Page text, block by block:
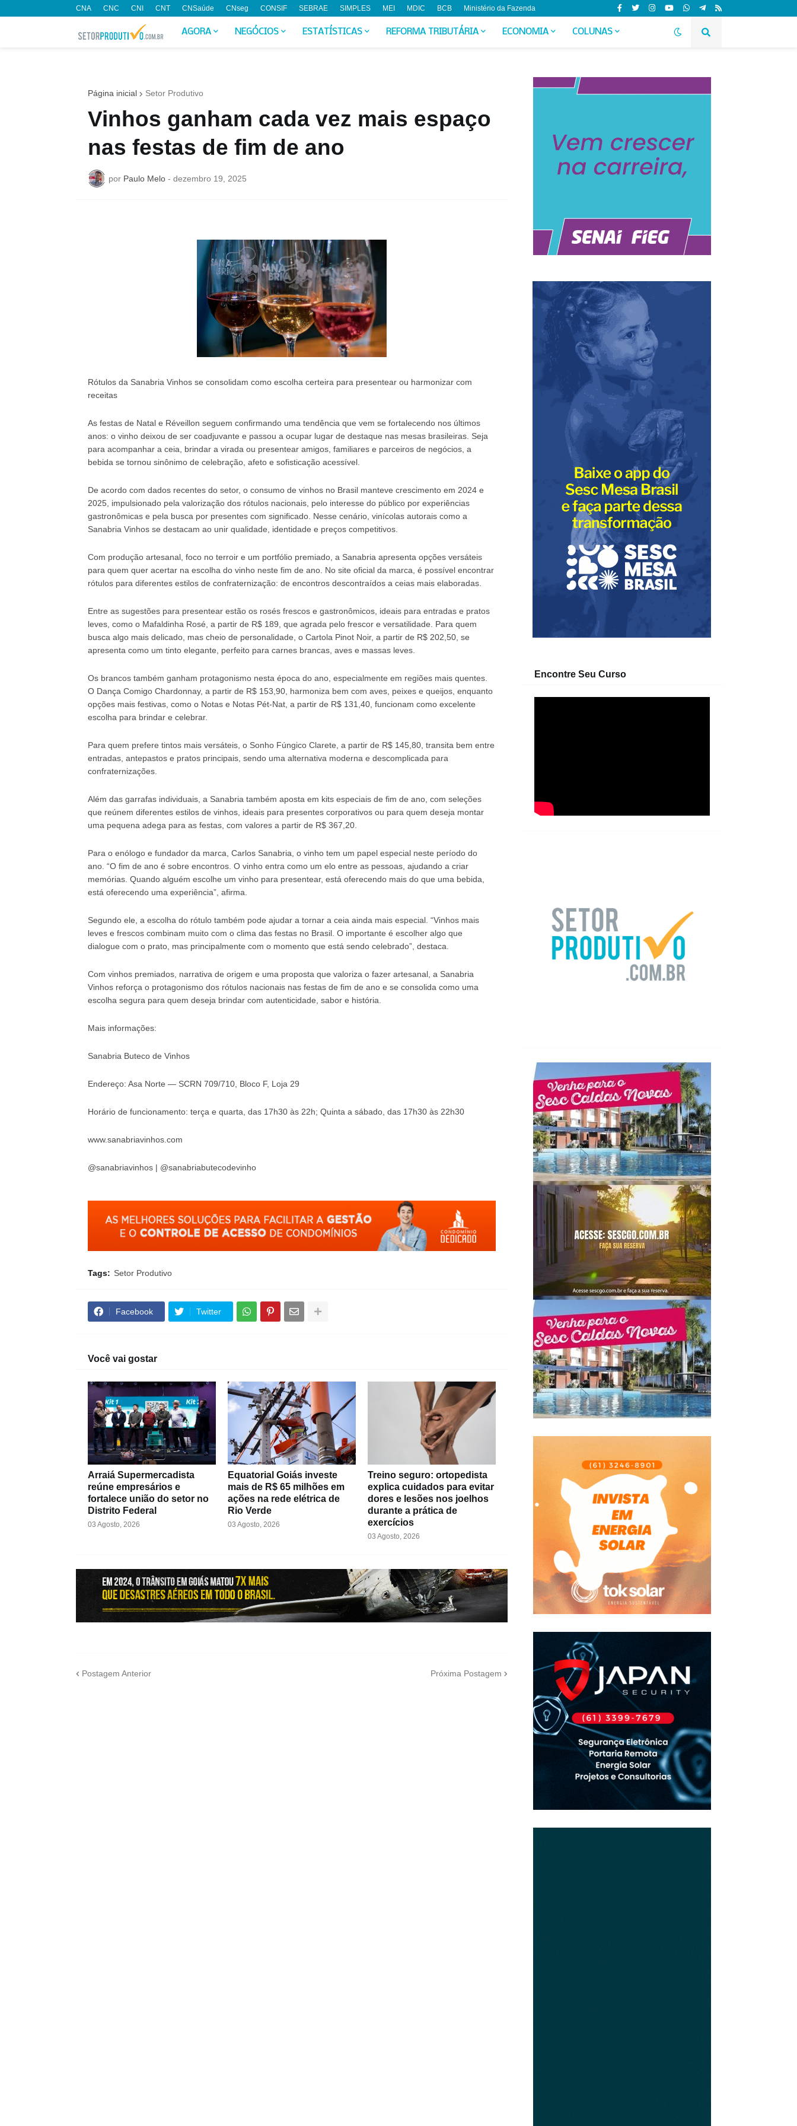
CNA CNC CNI CNT CNSaúde CNseg CONSIF SEBRAE SIMPLES MEI MDIC BCB Ministério da Fazenda
AGORA NEGÓCIOS ESTATÍSTICAS REFORMA TRIBUTÁRIA ECONOMIA COLUNAS
Página inicial Setor Produtivo
Vinhos ganham cada vez mais espaço
nas festas de fim de ano
por Paulo Melo - dezembro 19, 2025
Rótulos da Sanabria Vinhos se consolidam como escolha certeira para presentear ou harmonizar com
receitas
As festas de Natal e Réveillon seguem confirmando uma tendência que vem se fortalecendo nos últimos
anos: o vinho deixou de ser coadjuvante e passou a ocupar lugar de destaque nas mesas brasileiras. Seja
para acompanhar a ceia, brindar a virada ou presentear amigos, familiares e parceiros de negócios, a
bebida se tornou sinônimo de celebração, afeto e sofisticação acessível.
De acordo com dados recentes do setor, o consumo de vinhos no Brasil manteve crescimento em 2024 e
2025, impulsionado pela valorização dos rótulos nacionais, pelo interesse do público por experiências
gastronômicas e pela busca por presentes com significado. Nesse cenário, vinícolas autorais como a
Sanabria Vinhos se destacam ao unir qualidade, identidade e preços competitivos.
Com produção artesanal, foco no terroir e um portfólio premiado, a Sanabria apresenta opções versáteis
para quem quer acertar na escolha do vinho neste fim de ano. No site oficial da marca, é possível encontrar
rótulos para diferentes estilos de confraternização: de encontros descontraídos a ceias mais elaboradas.
Entre as sugestões para presentear estão os rosés frescos e gastronômicos, ideais para entradas e pratos
leves, como o Mafaldinha Rosé, a partir de R$ 189, que agrada pelo frescor e versatilidade. Para quem
busca algo mais delicado, mas cheio de personalidade, o Cartola Pinot Noir, a partir de R$ 202,50, se
apresenta como um tinto elegante, perfeito para carnes brancas, aves e massas leves.
Os brancos também ganham protagonismo nesta época do ano, especialmente em regiões mais quentes.
O Dança Comigo Chardonnay, a partir de R$ 153,90, harmoniza bem com aves, peixes e queijos, enquanto
opções mais festivas, como o Notas e Notas Pét-Nat, a partir de R$ 131,40, funcionam como excelente
escolha para brindar e celebrar.
Para quem prefere tintos mais versáteis, o Sonho Fúngico Clarete, a partir de R$ 145,80, transita bem entre
entradas, antepastos e pratos principais, sendo uma alternativa moderna e descomplicada para
confraternizações.
Além das garrafas individuais, a Sanabria também aposta em kits especiais de fim de ano, com seleções
que reúnem diferentes estilos de vinhos, ideais para presentes corporativos ou para quem deseja montar
uma pequena adega para as festas, com valores a partir de R$ 367,20.
Para o enólogo e fundador da marca, Carlos Sanabria, o vinho tem um papel especial neste período do
ano. “O fim de ano é sobre encontros. O vinho entra como um elo entre as pessoas, ajudando a criar
memórias. Quando alguém escolhe um vinho para presentear, está oferecendo mais do que uma bebida,
está oferecendo uma experiência”, afirma.
Segundo ele, a escolha do rótulo também pode ajudar a tornar a ceia ainda mais especial. “Vinhos mais
leves e frescos combinam muito com o clima das festas no Brasil. O importante é escolher algo que
dialogue com o prato, mas principalmente com o momento que está sendo celebrado”, destaca.
Com vinhos premiados, narrativa de origem e uma proposta que valoriza o fazer artesanal, a Sanabria
Vinhos reforça o protagonismo dos rótulos nacionais nas festas de fim de ano e se consolida como uma
escolha segura para quem deseja brindar com autenticidade, sabor e história.
Mais informações:
Sanabria Buteco de Vinhos
Endereço: Asa Norte — SCRN 709/710, Bloco F, Loja 29
Horário de funcionamento: terça e quarta, das 17h30 às 22h; Quinta a sábado, das 17h30 às 22h30
www.sanabriavinhos.com
@sanabriavinhos | @sanabriabutecodevinho
Tags: Setor Produtivo
Facebook Twitter
Você vai gostar
Arraiá Supermercadista
reúne empresários e
fortalece união do setor no
Distrito Federal
03 Agosto, 2026
Equatorial Goiás investe
mais de R$ 65 milhões em
ações na rede elétrica de
Rio Verde
03 Agosto, 2026
Treino seguro: ortopedista
explica cuidados para evitar
dores e lesões nos joelhos
durante a prática de
exercícios
03 Agosto, 2026
Postagem Anterior Próxima Postagem
Encontre Seu Curso